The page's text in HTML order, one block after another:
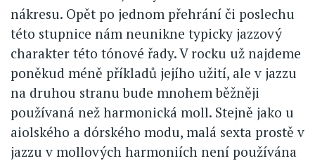
nákresu. Opět po jednom přehrání či poslechu
této stupnice nám neunikne typicky jazzový
charakter této tónové řady. V rocku už najdeme
poněkud méně příkladů jejího užití, ale v jazzu
na druhou stranu bude mnohem běžněji
používaná než harmonická moll. Stejně jako u
aiolského a dórského modu, malá sexta prostě v
jazzu v mollových harmoniích není používána